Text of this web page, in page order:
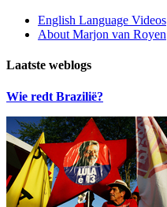
English Language Videos
About Marjon van Royen
Laatste weblogs
Wie redt Brazilië?